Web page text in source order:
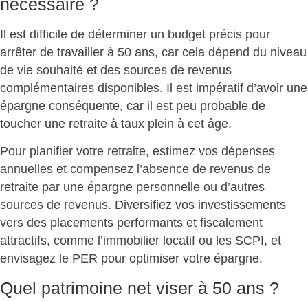
nécessaire ?
Il est difficile de déterminer un budget précis pour
arrêter de travailler à 50 ans, car cela dépend du niveau
de vie souhaité et des sources de revenus
complémentaires disponibles. Il est impératif d’avoir une
épargne conséquente, car il est peu probable de
toucher une retraite à taux plein à cet âge.
Pour planifier votre retraite, estimez vos dépenses
annuelles et compensez l’absence de revenus de
retraite par une épargne personnelle ou d’autres
sources de revenus. Diversifiez vos investissements
vers des placements performants et fiscalement
attractifs, comme l’immobilier locatif ou les SCPI, et
envisagez le PER pour optimiser votre épargne.
Quel patrimoine net viser à 50 ans ?